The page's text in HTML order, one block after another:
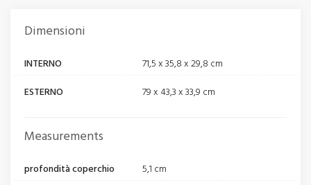
Dimensioni
INTERNO
71,5 x 35,8 x 29,8 cm
ESTERNO
79 x 43,3 x 33,9 cm
Measurements
profondità coperchio
5,1 cm